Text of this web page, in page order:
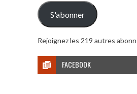
mail
S'abonner
Rejoignez les 219 autres
FACEBOOK